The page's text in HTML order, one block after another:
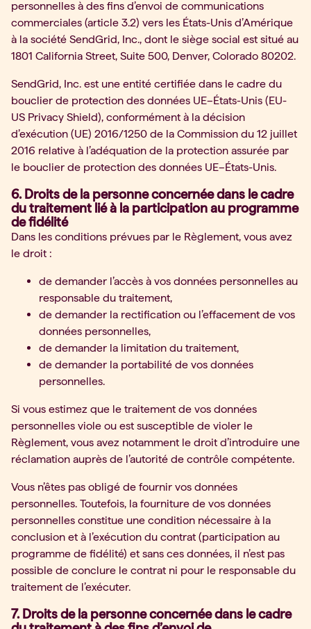
personnelles à des fins d’envoi de communications
commerciales (article 3.2) vers les États-Unis d’Amérique
à la société SendGrid, Inc., dont le siège social est situé au
1801 California Street, Suite 500, Denver, Colorado 80202.
SendGrid, Inc. est une entité certifiée dans le cadre du
bouclier de protection des données UE–États-Unis (EU-
US Privacy Shield), conformément à la décision
d’exécution (UE) 2016/1250 de la Commission du 12 juillet
2016 relative à l’adéquation de la protection assurée par
le bouclier de protection des données UE–États-Unis.
6. Droits de la personne concernée dans le cadre
du traitement lié à la participation au programme
de fidélité
Dans les conditions prévues par le Règlement, vous avez
le droit :
de demander l’accès à vos données personnelles au
responsable du traitement,
de demander la rectification ou l’effacement de vos
données personnelles,
de demander la limitation du traitement,
de demander la portabilité de vos données
personnelles.
Si vous estimez que le traitement de vos données
personnelles viole ou est susceptible de violer le
Règlement, vous avez notamment le droit d’introduire une
réclamation auprès de l’autorité de contrôle compétente.
Vous n’êtes pas obligé de fournir vos données
personnelles. Toutefois, la fourniture de vos données
personnelles constitue une condition nécessaire à la
conclusion et à l’exécution du contrat (participation au
programme de fidélité) et sans ces données, il n’est pas
possible de conclure le contrat ni pour le responsable du
traitement de l’exécuter.
7. Droits de la personne concernée dans le cadre